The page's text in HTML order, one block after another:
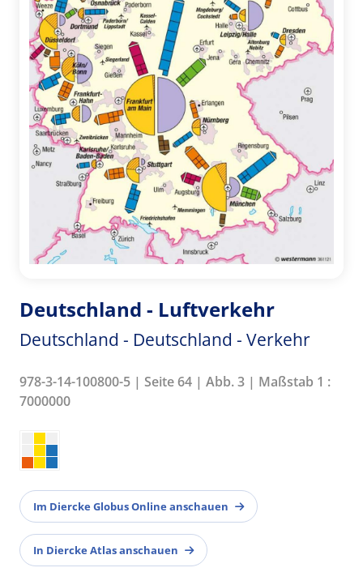
Deutschland - Luftverkehr
Deutschland - Deutschland - Verkehr
978-3-14-100800-5 | Seite 64 | Abb. 3 | Maßstab 1 :
7000000
Im Diercke Globus Online anschauen
In Diercke Atlas anschauen